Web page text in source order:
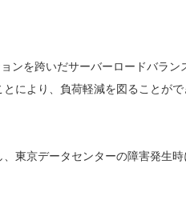
を跨いだサーバーロードバラン
により、負荷軽減を図ることがで
東京データセンターの障害発生